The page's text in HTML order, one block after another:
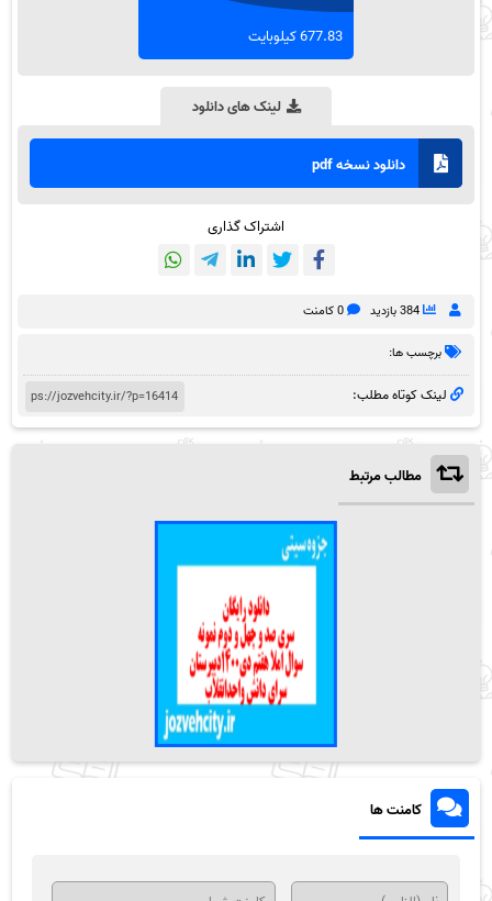
677.83 کیلوبایت
لینک های دانلود
دانلود نسخه pdf
اشتراک گذاری
384 بازدید 0 کامنت
برچسب ها:
لینک کوتاه مطلب:
مطالب مرتبط
کامنت ها